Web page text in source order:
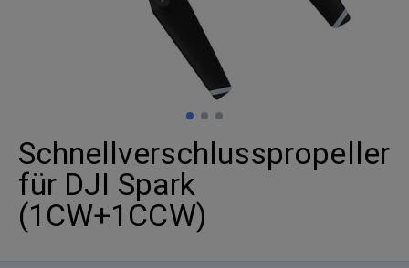
Schnellverschlusspropeller
für DJI Spark
(1CW+1CCW)